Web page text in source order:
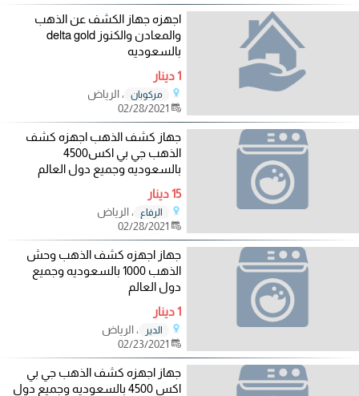
اجهزه جهاز الكشف عن الذهب
والمعادن والكنوز delta gold
بالسعوديه
1 دينار
مركوبان
، الرياض
جهاز كشف الذهب اجهزه كشف
الذهب جي بي اكس4500
بالسعوديه وجميع دول العالم
15 دينار
الرفاع
، الرياض
جهاز اجهزه كشف الذهب وحش
الذهب 1000 بالسعوديه وجميع
دول العالم
1 دينار
الدير
، الرياض
جهاز اجهزه كشف الذهب جي بي
اكس 4500 بالسعوديه وجميع دول